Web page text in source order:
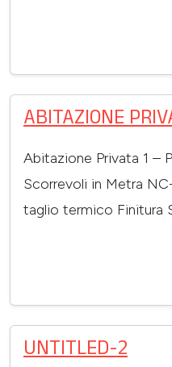
ABITAZIONE
Abitazione Privata 1 –
Scorrevoli in Metra
taglio termico Finitura
UNTITLED-2